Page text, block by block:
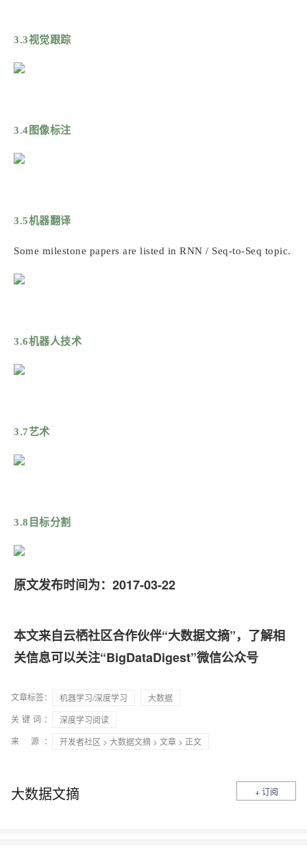
3.3视觉跟踪
3.4图像标注
3.5机器翻译
Some milestone papers are listed in RNN / Seq-to-Seq topic.
3.6机器人技术
3.7艺术
3.8目标分割
原文发布时间为：2017-03-22
本文来自云栖社区合作伙伴“大数据文摘”，了解相
关信息可以关注“BigDataDigest”微信公众号
文章标签： 机器学习/深度学习
大数据
关键词：
深度学习阅读
来 源：
开发者社区 > 大数据文摘 > 文章 > 正文
大数据文摘 + 订阅